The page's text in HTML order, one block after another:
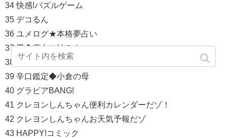
34 快感!パズルゲーム
35 デコるん
36 ユメログ★本格夢占い
37 愛◆府中の神みよこ
38 すべてを叶える女
39 辛口鑑定◆小倉の母
40 グラビアBANG!
41 クレヨンしんちゃん便利カレンダーだゾ！
42 クレヨンしんちゃんお天気予報だゾ
43 HAPPY!コミック